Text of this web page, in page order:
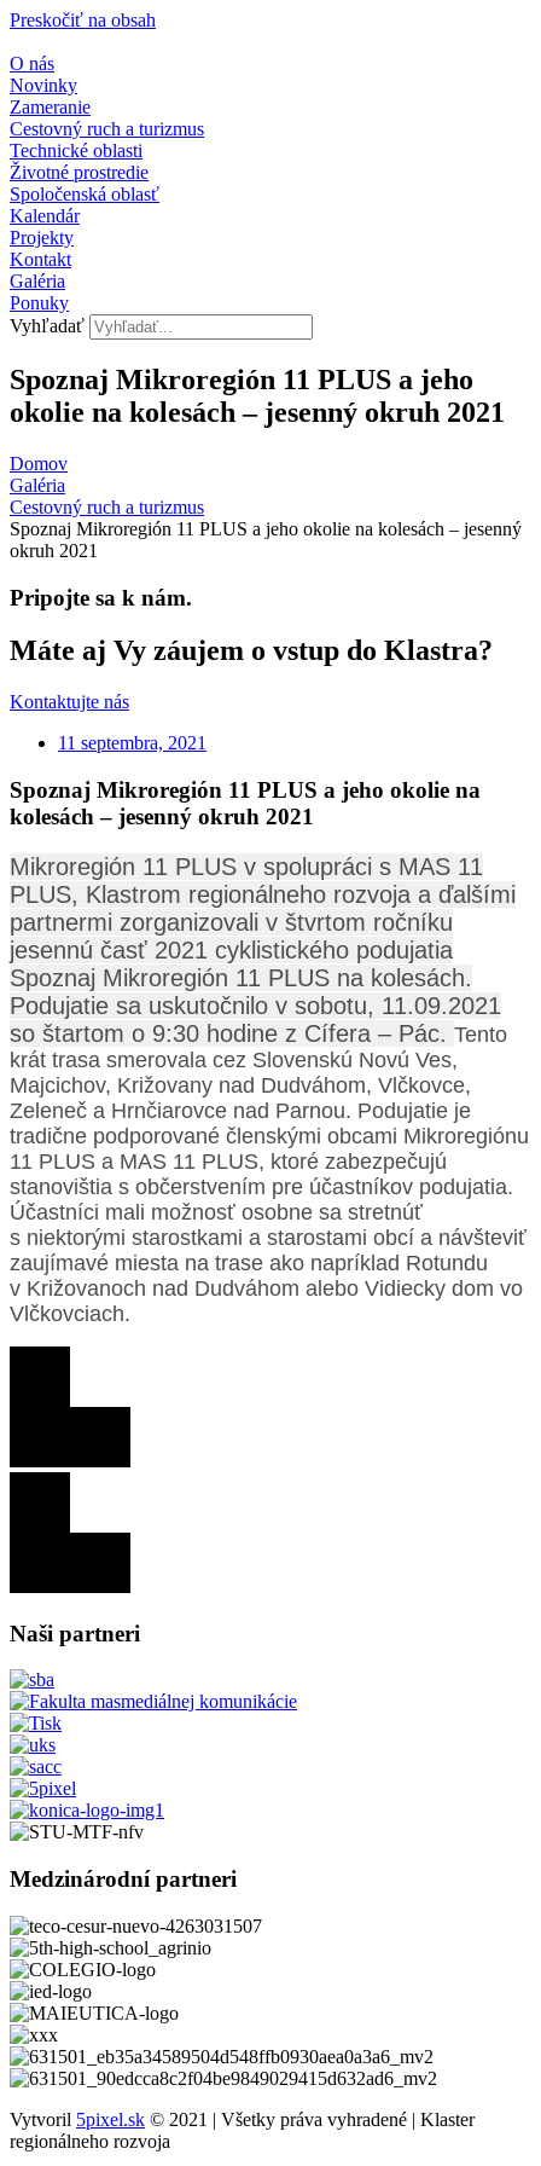
Preskočiť na obsah
O nás
Novinky
Zameranie
Cestovný ruch a turizmus
Technické oblasti
Životné prostredie
Spoločenská oblasť
Kalendár
Projekty
Kontakt
Galéria
Ponuky
Vyhľadať
Spoznaj Mikroregión 11 PLUS a jeho
okolie na kolesách – jesenný okruh 2021
Domov
Galéria
Cestovný ruch a turizmus​
Spoznaj Mikroregión 11 PLUS a jeho okolie na kolesách – jesenný
okruh 2021
Pripojte sa k nám.
Máte aj Vy záujem o vstup do Klastra?
Kontaktujte nás
11 septembra, 2021
Spoznaj Mikroregión 11 PLUS a jeho okolie na
kolesách – jesenný okruh 2021
Mikroregión 11 PLUS v spolupráci s MAS 11
PLUS, Klastrom regionálneho rozvoja a ďalšími
partnermi zorganizovali v štvrtom ročníku
jesennú časť 2021 cyklistického podujatia
Spoznaj Mikroregión 11 PLUS na kolesách.
Podujatie sa uskutočnilo v sobotu, 11.09.2021
so štartom o 9:30 hodine z Cífera – Pác. Tento
krát trasa smerovala cez Slovenskú Novú Ves,
Majcichov, Križovany nad Dudváhom, Vlčkovce,
Zeleneč a Hrnčiarovce nad Parnou. Podujatie je
tradične podporované členskými obcami Mikroregiónu
11 PLUS a MAS 11 PLUS, ktoré zabezpečujú
stanovištia s občerstvením pre účastníkov podujatia.
Účastníci mali možnosť osobne sa stretnúť
s niektorými starostkami a starostami obcí a návšteviť
zaujímavé miesta na trase ako napríklad Rotundu
v Križovanoch nad Dudváhom alebo Vidiecky dom vo
Vlčkovciach.
Naši partneri
Medzinárodní partneri
Vytvoril 5pixel.sk © 2021 | Všetky práva vyhradené | Klaster
regionálneho rozvoja